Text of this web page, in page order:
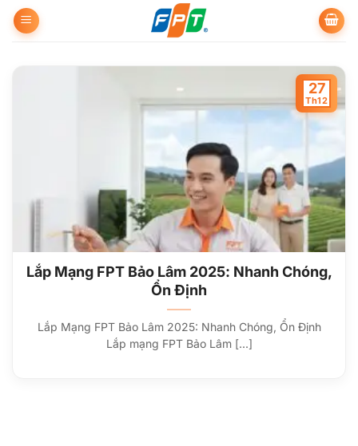
qua
Lắp Mạng FPT Bảo Lâm 2025: Nhanh Chóng,
Ổn Định
Lắp Mạng FPT Bảo Lâm 2025: Nhanh Chóng, Ổn Định
Lắp mạng FPT Bảo Lâm [...]
27
Th12